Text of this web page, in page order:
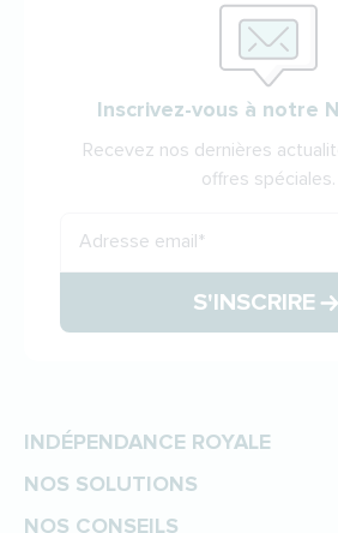
Inscrivez-vous à notre
Recevez nos dernières
offres spéciales.
Adresse email*
S'INSCRIRE
INDÉPENDANCE ROYALE
NOS SOLUTIONS
NOS CONSEILS